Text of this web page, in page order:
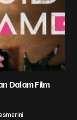
Dalam Film